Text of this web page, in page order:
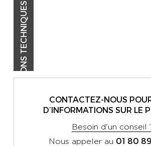
SPÉCIFICATIONS TECHNIQUES
CONTACTEZ-NOUS
D’INFORMATIONS SUR LE
Besoin d'un conseil
Nous appeler au 01 80